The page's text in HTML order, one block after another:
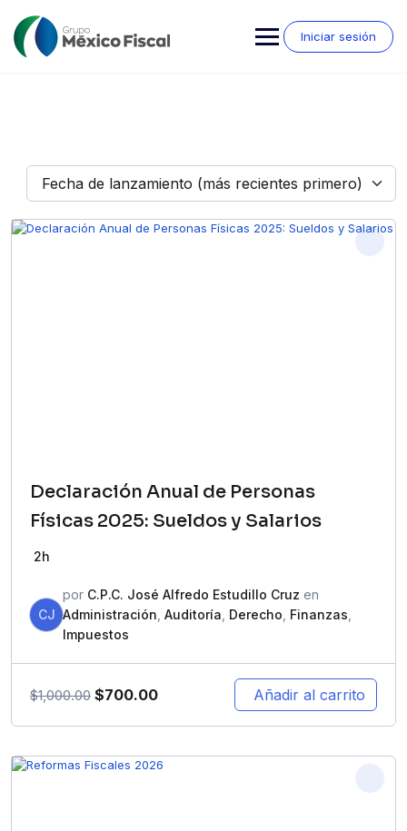
contenido
Iniciar sesión
Fecha de lanzamiento (más recientes primero)
Declaración Anual de Personas
Físicas 2025: Sueldos y Salarios
2h
CJ
por C.P.C. José Alfredo Estudillo Cruz en
Administración Auditoría Derecho Finanzas
Impuestos
$1,000.00 $700.00 Añadir al carrito